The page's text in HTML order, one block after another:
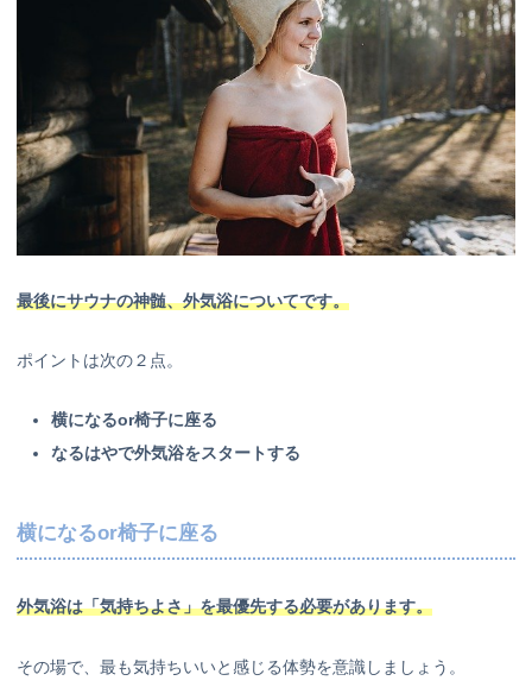
最後にサウナの神髄、外気浴についてです。
ポイントは次の２点。
横になるor椅子に座る
なるはやで外気浴をスタートする
横になるor椅子に座る
外気浴は「気持ちよさ」を最優先する必要があります。
その場で、最も気持ちいいと感じる体勢を意識しましょう。